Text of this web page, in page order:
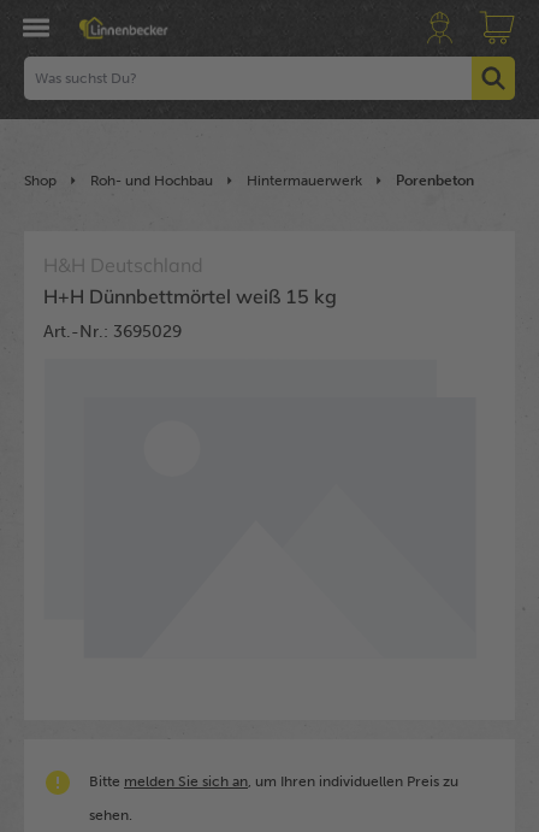
Shop Roh- und Hochbau Hintermauerwerk Porenbeton
H&H Deutschland
H+H Dünnbettmörtel weiß 15 kg
Art.-Nr.: 3695029
Bitte melden Sie sich an , um Ihren individuellen Preis zu
sehen.